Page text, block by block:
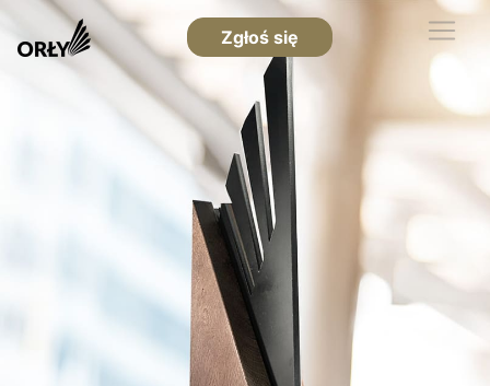
Zgłoś się